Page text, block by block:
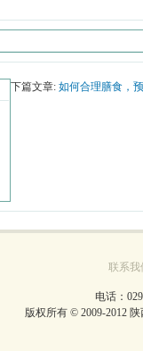
下篇文章: 如何合理膳食，
联系我
电话：
版权所有 © 2009-2012